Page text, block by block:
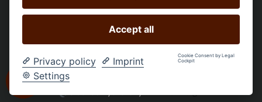
náklady na dopravua případné
poplatky za doručení, není-li uvedeno jinak.
Accept all
Privacy policy
Imprint
Settings
Cookie Consent by Legal
Cockpit